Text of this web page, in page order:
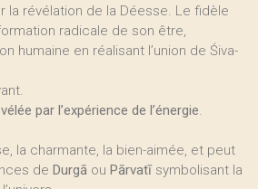
la révélation de la Déesse. Le fidèle
radicale de son être,
humaine en réalisant l’union de Śiva-
par l’expérience de l’énergie.
la charmante, la bien-aimée, et peut
de Durgā ou Pārvatī symbolisant la